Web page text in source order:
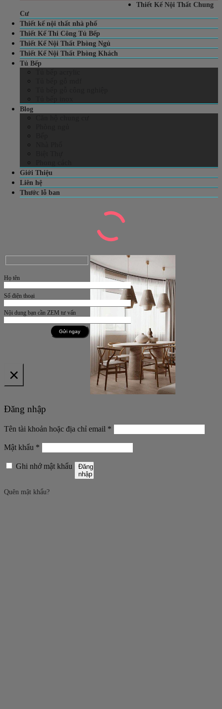
Thiết Kế Nội Thất Chung
Cư
Thiết kế nội thất nhà phố
Thiết Kế Thi Công Tủ Bếp
Thiết Kế Nội Thất Phòng Ngủ
Thiết Kế Nội Thất Phòng Khách
Tủ Bếp
Blog
Giới Thiệu
Liên hệ
Thước lỗ ban
Họ tên
Số điện thoại
Nội dung bạn cần ZEM tư vấn
×
Đăng nhập
Tên tài khoản hoặc địa chỉ email *
buộc
Mật khẩu *
buộc
Ghi nhớ mật khẩu
Đăng
nhập
Quên mật khẩu?